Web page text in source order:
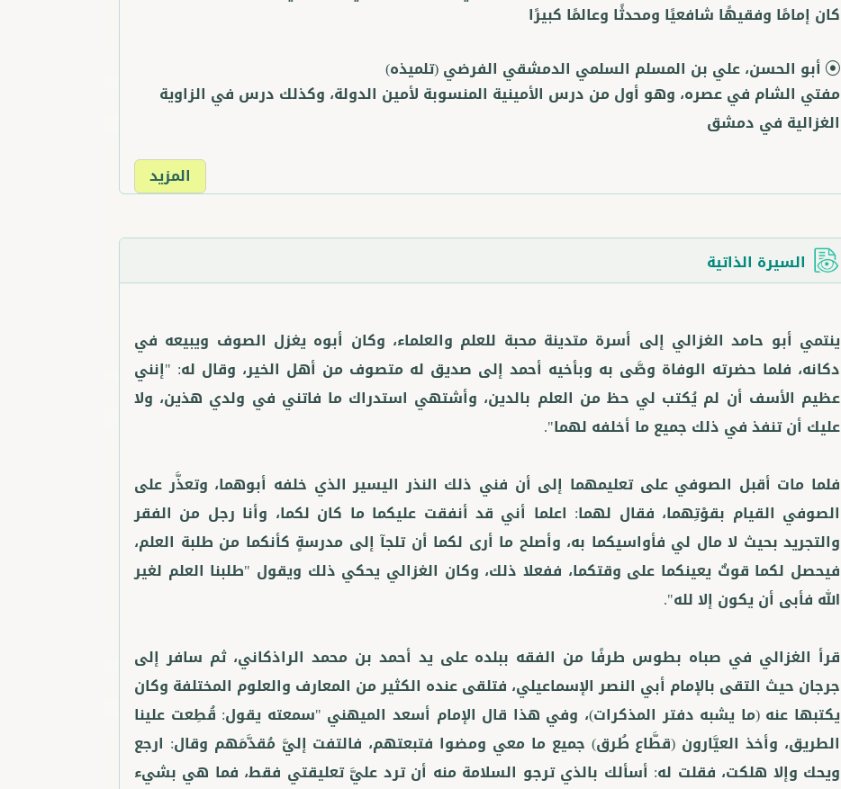
كان إمامًا وفقيهًا شافعيًا ومحدثًا وعالمًا كبيرًا
أبو الحسن، علي بن المسلم السلمي الدمشقي الفرضي(تلميذه)
مفتي الشام في عصره، وهو أول من درس الأمينية المنسوبة لأمين الدولة، وكذلك درس في الزاوية
الغزالية في دمشق
المزيد
السيرة الذاتية
ينتمي أبو حامد الغزالي إلى أسرة متدينة محبة للعلم والعلماء، وكان أبوه يغزل الصوف ويبيعه في
دكانه، فلما حضرته الوفاة وصَّى به وبأخيه أحمد إلى صديق له متصوف من أهل الخير، وقال له: "إنني
عظيم الأسف أن لم يُكتب لي حظ من العلم بالدين، وأشتهي استدراك ما فاتني في ولدي هذين، ولا
فلما مات أقبل الصوفي على تعليمهما إلى أن فني ذلك النذر اليسير الذي خلفه أبوهما، وتعذَّر على
الصوفي القيام بقوْتِهما، فقال لهما: اعلما أني قد أنفقت عليكما ما كان لكما، وأنا رجل من الفقر
والتجريد بحيث لا مال لي فأواسيكما به، وأصلح ما أرى لكما أن تلجآ إلى مدرسةٍ كأنكما من طلبة العلم،
فيحصل لكما قوتٌ يعينكما على وقتكما، ففعلا ذلك، وكان الغزالي يحكي ذلك ويقول "طلبنا العلم لغير
قرأ الغزالي في صباه بطوس طرفًا من الفقه ببلده على يد أحمد بن محمد الراذكاني، ثم سافر إلى
جرجان حيث التقى بالإمام أبي النصر الإسماعيلي، فتلقى عنده الكثير من المعارف والعلوم المختلفة وكان
يكتبها عنه (ما يشبه دفتر المذكرات)، وفي هذا قال الإمام أسعد الميهني "سمعته يقول: قُطِعت علينا
الطريق، وأخذ العيَّارون (قطَّاع طُرق) جميع ما معي ومضوا فتبعتهم، فالتفت إليَّ مُقدَّمَهم وقال: ارجع
ويحك وإلا هلكت، فقلت له: أسألك بالذي ترجو السلامة منه أن ترد عليَّ تعليقتي فقط، فما هي بشيء